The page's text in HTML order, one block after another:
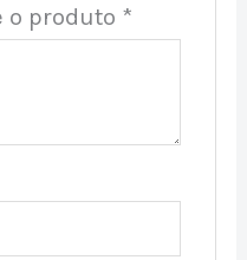
o produto *